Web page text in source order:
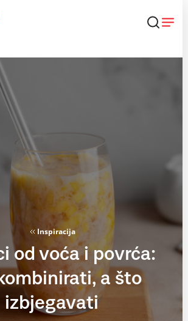
Inspiracija
od voća i povrća:
a što
izbjegavati